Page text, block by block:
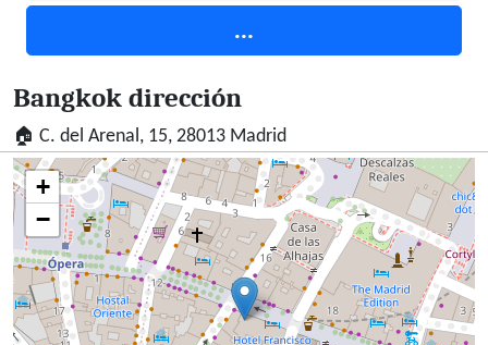
...
Bangkok dirección
🏠 C. del Arenal, 15, 28013 Madrid
+
−